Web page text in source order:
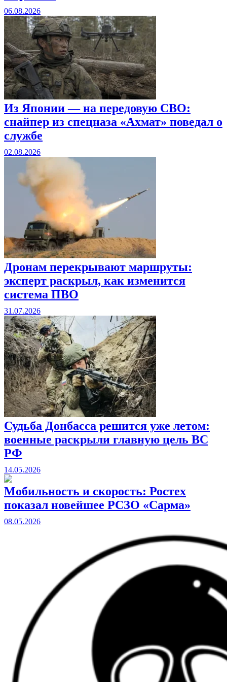
06.08.2026
Из Японии — на передовую СВО:
снайпер из спецназа «Ахмат» поведал о
службе
02.08.2026
Дронам перекрывают маршруты:
эксперт раскрыл, как изменится
система ПВО
31.07.2026
Судьба Донбасса решится уже летом:
военные раскрыли главную цель ВС
РФ
14.05.2026
Мобильность и скорость: Ростех
показал новейшее РСЗО «Сарма»
08.05.2026